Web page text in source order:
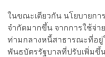
ในขณะเดียวกัน นโยบายกา
จำกัดมากขึ้น จากการใช้จ่
ท่ามกลางหนี้สาธารณะที่อยู่
พันธบัตรรัฐบาลที่ปรับเพิ่มขึ้